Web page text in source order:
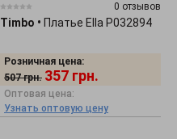
0 отзывов
Timbo • Платье Ella P032894
Розничная цена:
507 грн. 357 грн.
Оптовая цена:
Узнать оптовую цену